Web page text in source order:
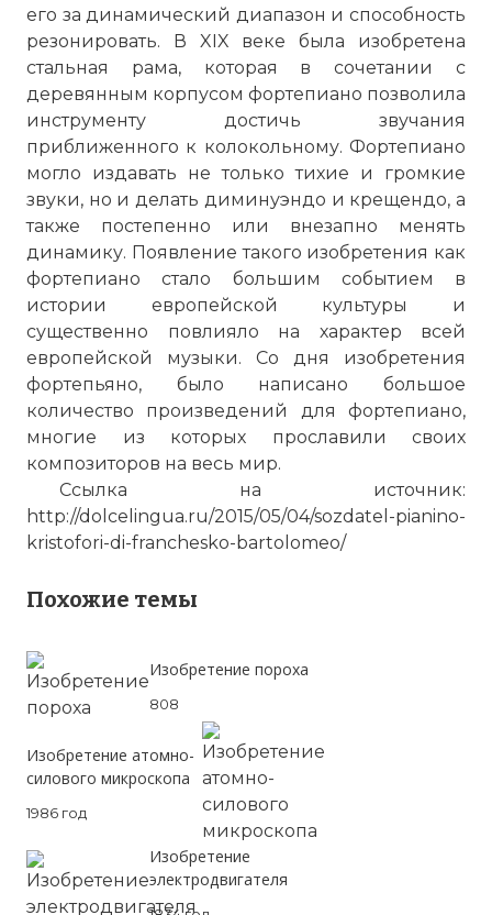
его за динамический диапазон и способность
резонировать. В XIX веке была изобретена
стальная рама, которая в сочетании с
деревянным корпусом фортепиано позволила
инструменту достичь звучания
приближенного к колокольному. Фортепиано
могло издавать не только тихие и громкие
звуки, но и делать диминуэндо и крещендо, а
также постепенно или внезапно менять
динамику. Появление такого изобретения как
фортепиано стало большим событием в
истории европейской культуры и
существенно повлияло на характер всей
европейской музыки. Со дня изобретения
фортепьяно, было написано большое
количество произведений для фортепиано,
многие из которых прославили своих
композиторов на весь мир.
Ссылка на источник:
http://dolcelingua.ru/2015/05/04/sozdatel-pianino-
kristofori-di-franchesko-bartolomeo/
Похожие темы
Изобретение пороха
808
Изобретение атомно-
силового микроскопа
1986 год
Изобретение
электродвигателя
☓
Продолжал делать новые фортепиано –
попутно дорабатывая и развивая